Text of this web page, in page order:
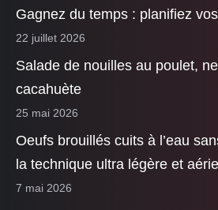
Gagnez du temps : planifiez
22 juillet 2026
Salade de nouilles au poulet,
cacahuète
25 mai 2026
Oeufs brouillés cuits à l’eau
la technique ultra légère et
7 mai 2026